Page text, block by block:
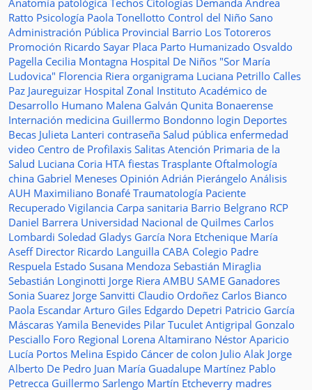
Anatomía patológica Techos Citologías Demanda Andrea
Ratto Psicología Paola Tonellotto Control del Niño Sano
Administración Pública Provincial Barrio Los Totoreros
Promoción Ricardo Sayar Placa Parto Humanizado Osvaldo
Pagella Cecilia Montagna Hospital De Niños "Sor María
Ludovica" Florencia Riera organigrama Luciana Petrillo Calles
Paz Jaureguizar Hospital Zonal Instituto Académico de
Desarrollo Humano Malena Galván Qunita Bonaerense
Internación medicina Guillermo Bondonno login Deportes
Becas Julieta Lanteri contraseña Salud pública enfermedad
video Centro de Profilaxis Salitas Atención Primaria de la
Salud Luciana Coria HTA fiestas Trasplante Oftalmología
china Gabriel Meneses Opinión Adrián Pierángelo Análisis
AUH Maximiliano Bonafé Traumatología Paciente
Recuperado Vigilancia Carpa sanitaria Barrio Belgrano RCP
Daniel Barrera Universidad Nacional de Quilmes Carlos
Lombardi Soledad Gladys García Nora Etchenique María
Aseff Director Ricardo Languilla CABA Colegio Padre
Respuela Estado Susana Mendoza Sebastián Miraglia
Sebastián Longinotti Jorge Riera AMBU SAME Ganadores
Sonia Suarez Jorge Sanvitti Claudio Ordoñez Carlos Bianco
Paola Escandar Arturo Giles Edgardo Depetri Patricio García
Máscaras Yamila Benevides Pilar Tuculet Antigripal Gonzalo
Pesciallo Foro Regional Lorena Altamirano Néstor Aparicio
Lucía Portos Melina Espido Cáncer de colon Julio Alak Jorge
Alberto De Pedro Juan María Guadalupe Martínez Pablo
Petrecca Guillermo Sarlengo Martín Etcheverry madres